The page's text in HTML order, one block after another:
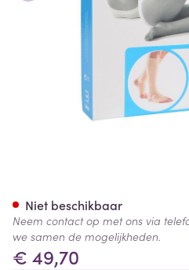
€ 49,70
Niet beschikbaar
Neem contact op met ons via
we samen de mogelijkheden.